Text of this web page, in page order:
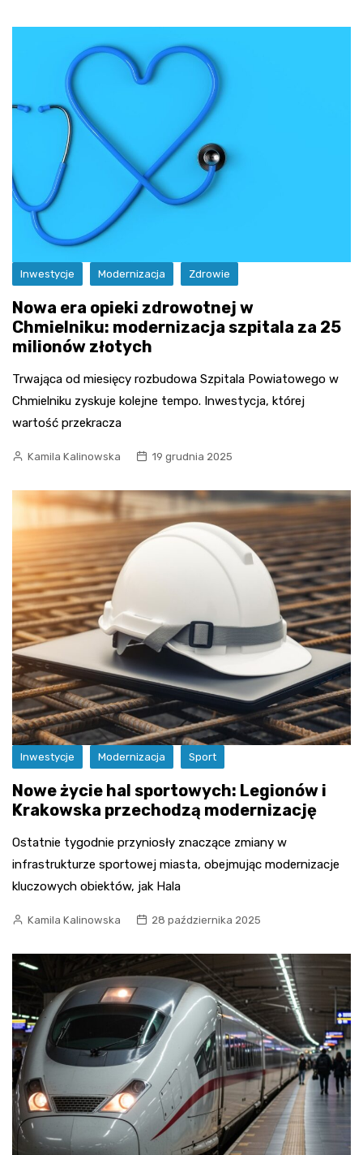
Inwestycje Modernizacja Zdrowie
Nowa era opieki zdrowotnej w
Chmielniku: modernizacja szpitala za 25
milionów złotych
Trwająca od miesięcy rozbudowa Szpitala Powiatowego w
Chmielniku zyskuje kolejne tempo. Inwestycja, której
wartość przekracza
Kamila Kalinowska 19 grudnia 2025
Inwestycje Modernizacja Sport
Nowe życie hal sportowych: Legionów i
Krakowska przechodzą modernizację
Ostatnie tygodnie przyniosły znaczące zmiany w
infrastrukturze sportowej miasta, obejmując modernizacje
kluczowych obiektów, jak Hala
Kamila Kalinowska 28 października 2025